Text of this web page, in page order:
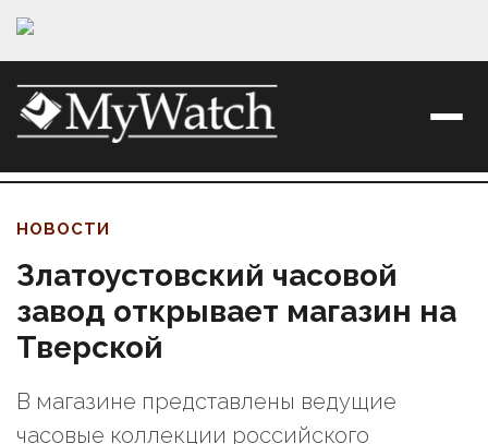
НОВОСТИ
Златоустовский часовой
завод открывает магазин на
Тверской
В магазине представлены ведущие
часовые коллекции российского